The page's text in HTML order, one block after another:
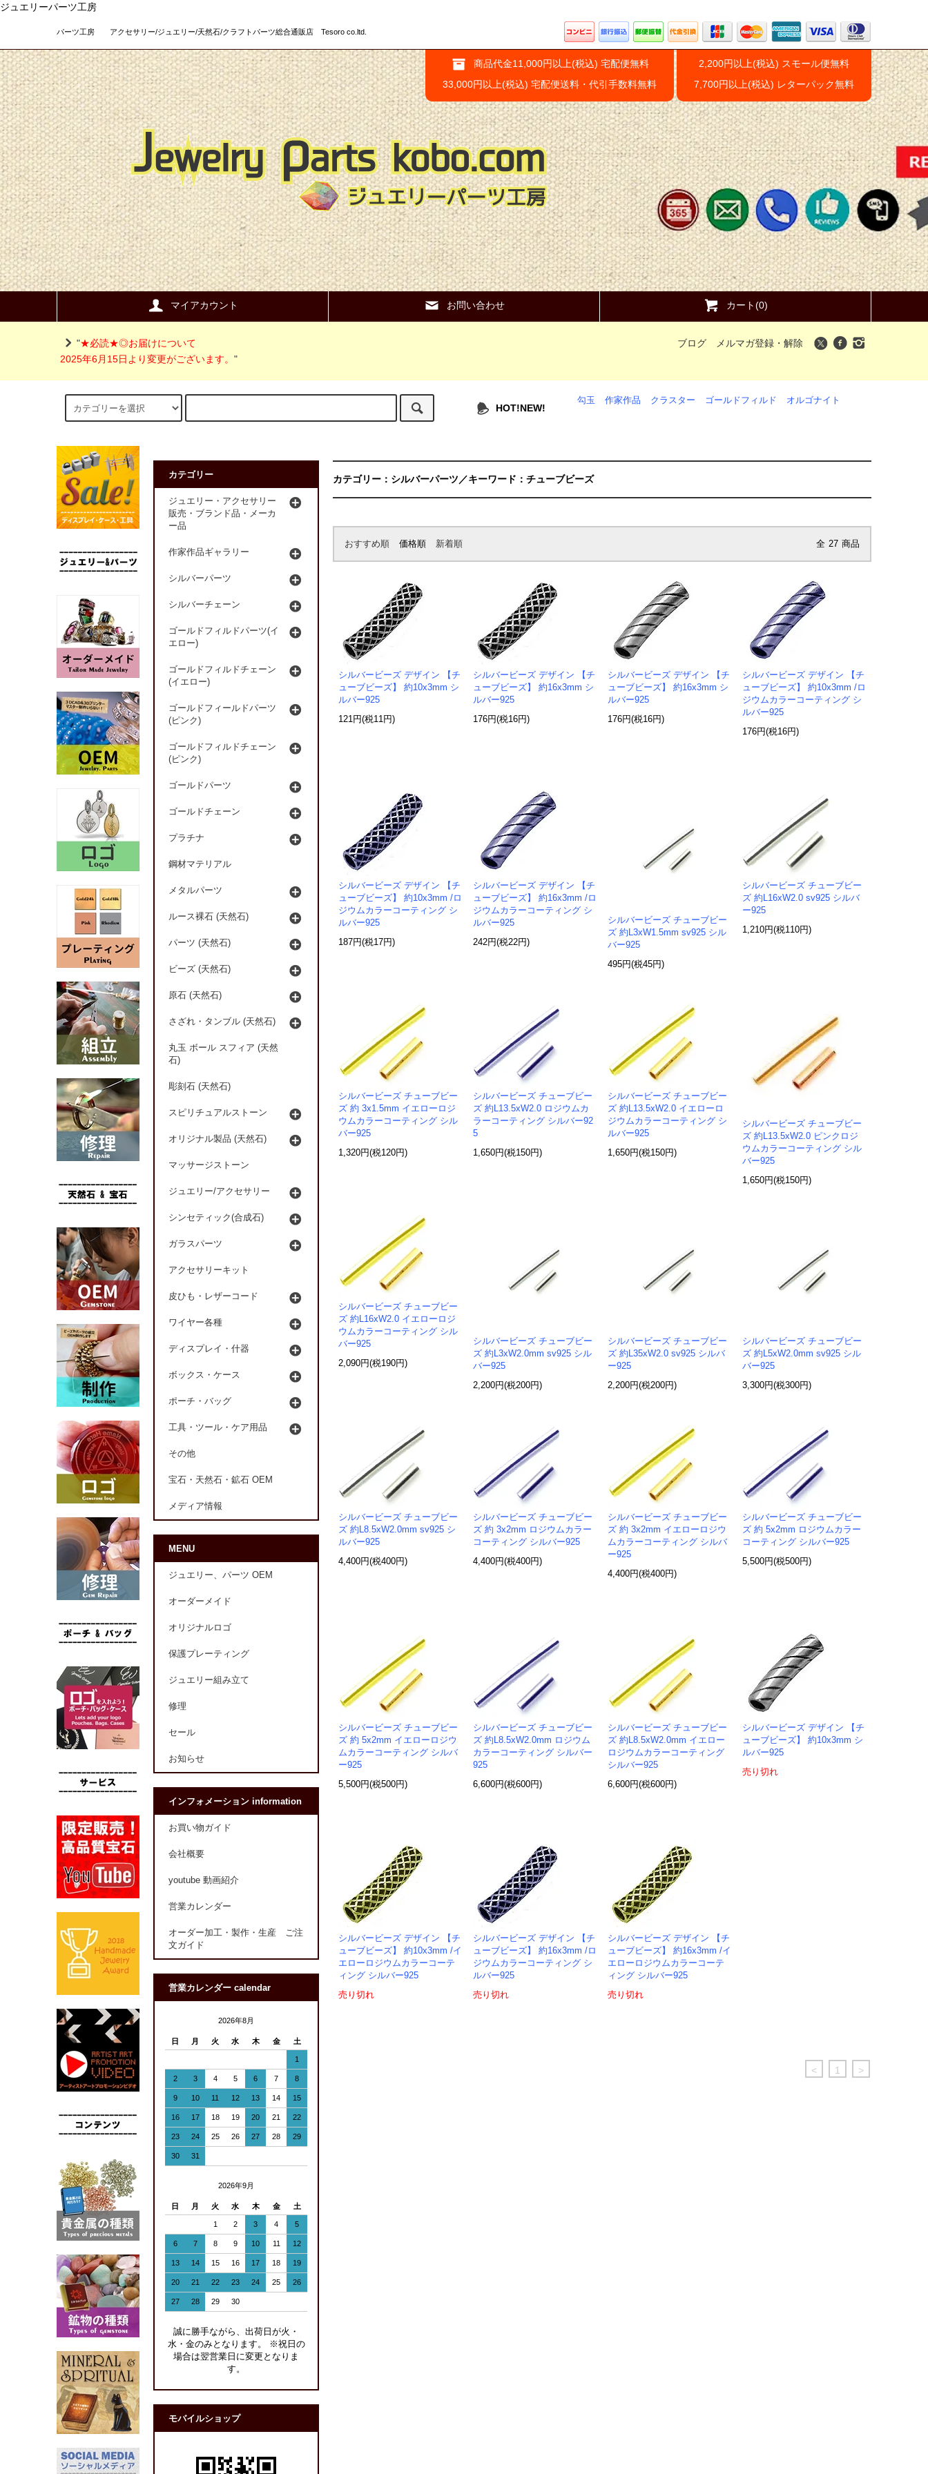
ジュエリーパーツ工房
パーツ工房 アクセサリー/ジュエリー/天然石/クラフトパーツ総合通販店 Tesoro co.ltd.
商品代金11,000円以上(税込) 宅配便無料
33,000円以上(税込) 宅配便送料・代引手数料無料
2,200円以上(税込) スモール便無料
7,700円以上(税込) レターパック無料
マイアカウント お問い合わせ カート(0)
"★必読★◎お届けについて
2025年6月15日より変更がございます。 "
ブログ メルマガ登録・解除
HOT!NEW!
勾玉 作家作品 クラスター ゴールドフィルド オルゴナイト
カテゴリー：シルバーパーツ／キーワード：チューブビーズ
おすすめ順 価格順 新着順 全 27 商品
シルバービーズ デザイン 【チ
ューブビーズ】 約10x3mm シ
ルバー925
121円(税11円)
シルバービーズ デザイン 【チ
ューブビーズ】 約16x3mm シ
ルバー925
176円(税16円)
シルバービーズ デザイン 【チ
ューブビーズ】 約16x3mm シ
ルバー925
176円(税16円)
シルバービーズ デザイン 【チ
ューブビーズ】 約10x3mm /ロ
ジウムカラーコーティング シ
ルバー925
176円(税16円)
シルバービーズ デザイン 【チ
ューブビーズ】 約10x3mm /ロ
ジウムカラーコーティング シ
ルバー925
187円(税17円)
シルバービーズ デザイン 【チ
ューブビーズ】 約16x3mm /ロ
ジウムカラーコーティング シ
ルバー925
242円(税22円)
シルバービーズ チューブビー
ズ 約L3xW1.5mm sv925 シル
バー925
495円(税45円)
シルバービーズ チューブビー
ズ 約L16xW2.0 sv925 シルバ
ー925
1,210円(税110円)
シルバービーズ チューブビー
ズ 約 3x1.5mm イエローロジ
ウムカラーコーティング シル
バー925
1,320円(税120円)
シルバービーズ チューブビー
ズ 約L13.5xW2.0 ロジウムカ
ラーコーティング シルバー92
5
1,650円(税150円)
シルバービーズ チューブビー
ズ 約L13.5xW2.0 イエローロ
ジウムカラーコーティング シ
ルバー925
1,650円(税150円)
シルバービーズ チューブビー
ズ 約L13.5xW2.0 ピンクロジ
ウムカラーコーティング シル
バー925
1,650円(税150円)
シルバービーズ チューブビー
ズ 約L16xW2.0 イエローロジ
ウムカラーコーティング シル
バー925
2,090円(税190円)
シルバービーズ チューブビー
ズ 約L3xW2.0mm sv925 シル
バー925
2,200円(税200円)
シルバービーズ チューブビー
ズ 約L35xW2.0 sv925 シルバ
ー925
2,200円(税200円)
シルバービーズ チューブビー
ズ 約L5xW2.0mm sv925 シル
バー925
3,300円(税300円)
シルバービーズ チューブビー
ズ 約L8.5xW2.0mm sv925 シ
ルバー925
4,400円(税400円)
シルバービーズ チューブビー
ズ 約 3x2mm ロジウムカラー
コーティング シルバー925
4,400円(税400円)
シルバービーズ チューブビー
ズ 約 3x2mm イエローロジウ
ムカラーコーティング シルバ
ー925
4,400円(税400円)
シルバービーズ チューブビー
ズ 約 5x2mm ロジウムカラー
コーティング シルバー925
5,500円(税500円)
シルバービーズ チューブビー
ズ 約 5x2mm イエローロジウ
ムカラーコーティング シルバ
ー925
5,500円(税500円)
シルバービーズ チューブビー
ズ 約L8.5xW2.0mm ロジウム
カラーコーティング シルバー
925
6,600円(税600円)
シルバービーズ チューブビー
ズ 約L8.5xW2.0mm イエロー
ロジウムカラーコーティング
シルバー925
6,600円(税600円)
シルバービーズ デザイン 【チ
ューブビーズ】 約10x3mm シ
ルバー925
売り切れ
シルバービーズ デザイン 【チ
ューブビーズ】 約10x3mm /イ
エローロジウムカラーコーテ
ィング シルバー925
売り切れ
シルバービーズ デザイン 【チ
ューブビーズ】 約16x3mm /ロ
ジウムカラーコーティング シ
ルバー925
売り切れ
シルバービーズ デザイン 【チ
ューブビーズ】 約16x3mm /イ
エローロジウムカラーコーテ
ィング シルバー925
売り切れ
< 1 >
カテゴリー
ジュエリー・アクセサリー
販売・ブランド品・メーカ
ー品
作家作品ギャラリー
シルバーパーツ
シルバーチェーン
ゴールドフィルドパーツ(イ
エロー)
ゴールドフィルドチェーン
(イエロー)
ゴールドフィールドパーツ
(ピンク)
ゴールドフィルドチェーン
(ピンク)
ゴールドパーツ
ゴールドチェーン
プラチナ
鋼材マテリアル
メタルパーツ
ルース裸石 (天然石)
パーツ (天然石)
ビーズ (天然石)
原石 (天然石)
さざれ・タンブル (天然石)
丸玉 ボール スフィア (天然
石)
彫刻石 (天然石)
スピリチュアルストーン
オリジナル製品 (天然石)
マッサージストーン
ジュエリー/アクセサリー
シンセティック(合成石)
ガラスパーツ
アクセサリーキット
皮ひも・レザーコード
ワイヤー各種
ディスプレイ・什器
ボックス・ケース
ポーチ・バッグ
工具・ツール・ケア用品
その他
宝石・天然石・鉱石 OEM
メディア情報
MENU
ジュエリー、パーツ OEM
オーダーメイド
オリジナルロゴ
保護プレーティング
ジュエリー組み立て
修理
セール
お知らせ
インフォメーション information
お買い物ガイド
会社概要
youtube 動画紹介
営業カレンダー
オーダー加工・製作・生産 ご注
文ガイド
営業カレンダー calendar
2026年8月
日 月 火 水 木 金 土
1
2 3 4 5 6 7 8
9 10 11 12 13 14 15
16 17 18 19 20 21 22
23 24 25 26 27 28 29
30 31
2026年9月
日 月 火 水 木 金 土
1 2 3 4 5
6 7 8 9 10 11 12
13 14 15 16 17 18 19
20 21 22 23 24 25 26
27 28 29 30
誠に勝手ながら、出荷日が火・
水・金のみとなります。 ※祝日の
場合は翌営業日に変更となりま
す。
モバイルショップ